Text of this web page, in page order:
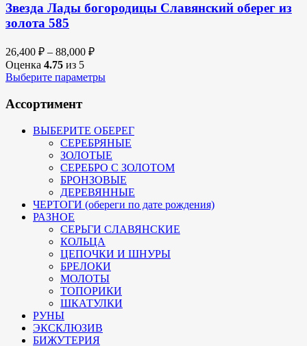
Звезда Лады богородицы Славянский оберег из
золота 585
26,400 ₽ – 88,000 ₽
Оценка 4.75 из 5
Выберите параметры
Ассортимент
ВЫБЕРИТЕ ОБЕРЕГ
СЕРЕБРЯНЫЕ
ЗОЛОТЫЕ
СЕРЕБРО С ЗОЛОТОМ
БРОНЗОВЫЕ
ДЕРЕВЯННЫЕ
ЧЕРТОГИ (обереги по дате рождения)
РАЗНОЕ
СЕРЬГИ СЛАВЯНСКИЕ
КОЛЬЦА
ЦЕПОЧКИ И ШНУРЫ
БРЕЛОКИ
МОЛОТЫ
ТОПОРИКИ
ШКАТУЛКИ
РУНЫ
ЭКСКЛЮЗИВ
БИЖУТЕРИЯ